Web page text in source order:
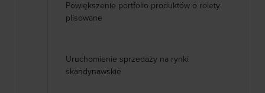
Powiększenie portfolio produktów o rolety
plisowane
Uruchomienie sprzedaży na rynki
skandynawskie